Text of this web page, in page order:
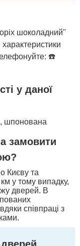
шоколадний"
☎️
у даної
шпонована
замовити
Києву та
км у тому випадку,
дверей. В
співпраці з